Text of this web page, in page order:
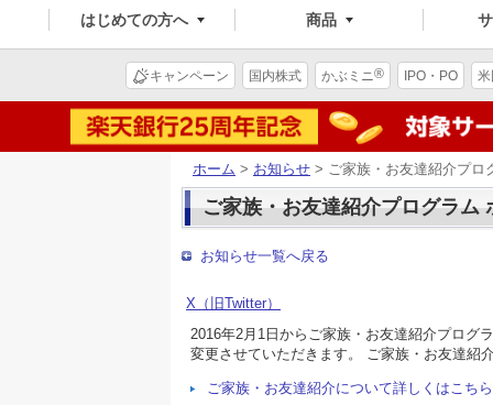
はじめての方へ 商品
キャンペーン 国内株式 かぶミニ® IPO・PO
ホーム > お知らせ > ご家族・お友達紹介プロ
ご家族・お友達紹介プログラム
お知らせ一覧へ戻る
X（旧Twitter）
2016年2月1日からご家族・お友達紹介プログ
変更させていただきます。 ご家族・お友達紹
ご家族・お友達紹介について詳しくはこち